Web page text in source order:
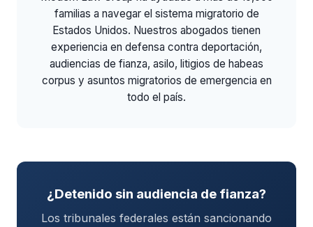
familias a navegar el sistema migratorio de
Estados Unidos. Nuestros abogados tienen
experiencia en defensa contra deportación,
audiencias de fianza, asilo, litigios de habeas
corpus y asuntos migratorios de emergencia en
todo el país.
¿Detenido sin audiencia de fianza?
Los tribunales federales están sancionando